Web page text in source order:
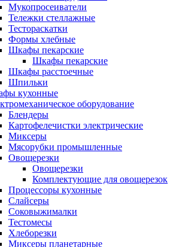
Мукопросеиватели
Тележки стеллажные
Тестораскатки
Формы хлебные
Шкафы пекарские
Шкафы пекарские
Шкафы расстоечные
Шпильки
кухонные
оборудование
Блендеры
Картофелечистки электрические
Миксеры
Мясорубки промышленные
Овощерезки
Овощерезки
Комплектующие для овощерезок
Процессоры кухонные
Слайсеры
Соковыжималки
Тестомесы
Хлеборезки
Миксеры планетарные